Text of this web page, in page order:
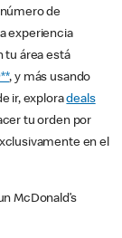
de
experiencia
tu área está
, y más usando
ir, exploradeals
tu orden por
en el
McDonald’s